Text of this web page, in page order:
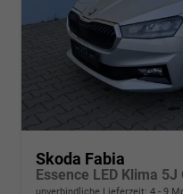
Skoda Fabia
Essence LED Klima 5J